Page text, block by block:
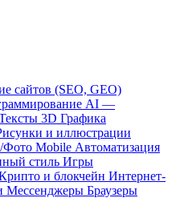
сайтов (SEO, GEO)
AI —
3D Графика
и иллюстрации
Фото Mobile Автоматизация
стиль Игры
и блокчейн Интернет-
Мессенджеры Браузеры